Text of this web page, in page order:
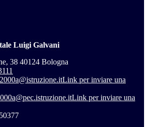
Luigi Galvani
38 40124 Bologna
Link per inviare una
Link per inviare una